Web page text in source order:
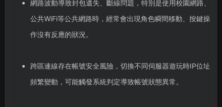
網路波動導致封包遺失、斷線問題，特別是使用校園網路、
公共WiFi等公共網路時，經常會出現角色瞬間移動、按鍵操
作沒有反應的狀況。
跨區連線存在帳號安全風險，切換不同伺服器遊玩時IP位址
頻繁變動，可能觸發系統判定導致帳號狀態異常。